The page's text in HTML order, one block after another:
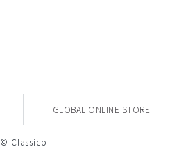
GLOBAL ONLINE STORE
© Classico